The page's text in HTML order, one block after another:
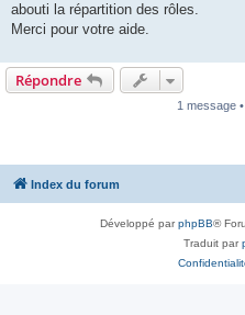
abouti la répartition des rôles.
Merci pour votre aide.
Répondre
1 message
Index du forum
Développé parphpBB®
Traduit par